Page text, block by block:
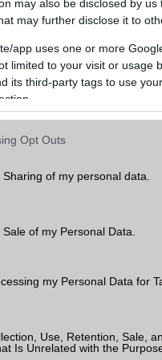
may also be disclosed by
may further disclose it to
app uses one or more
limited to your visit or usage
its third-party tags to use
Opt Outs
of my personal data.
of my Personal Data.
my Personal Data for
Use, Retention, Sale,
Is Unrelated with the
esetén)
ÉS TÁRHELY
Telefonkönyv db
memória
bővíthetőség
EMS /E-mail